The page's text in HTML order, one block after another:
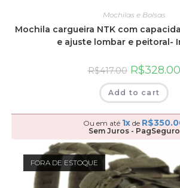
Mochilas e Bolsas
Mochila cargueira NTK com
e ajuste lombar e peitoral-
R$417.00 R$328.00
Add to cart
Ou em até 1x de R$
Sem Juros - PagSeguro
FORA DE ESTOQUE